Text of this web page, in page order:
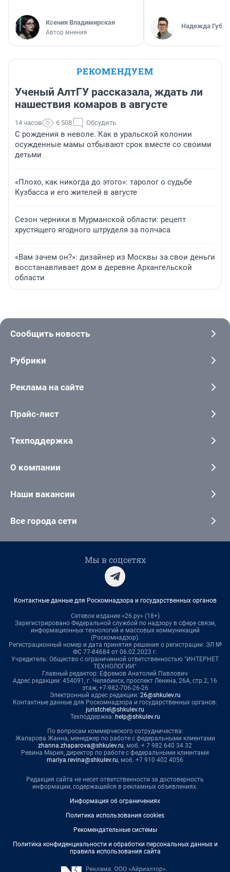
Ксения Владимирская
Автор мнения
Надежда
РЕКОМЕНДУЕМ
Ученый АлтГУ рассказала, ждать ли
нашествия комаров в августе
14 часов 6 508 Обсудить
С рождения в неволе. Как в уральской колонии
осужденные мамы отбывают срок вместе со своими
детьми
«Плохо, как никогда до этого»: таролог о судьбе
Кузбасса и его жителей в августе
Сезон черники в Мурманской области: рецепт
хрустящего ягодного штруделя за полчаса
«Вам зачем он?»: дизайнер из Москвы за свои деньги
восстанавливает дом в деревне Архангельской
области
Сообщить новость
Рубрики
Реклама на сайте
Прайс-лист
Техподдержка
О компании
Наши вакансии
Все города сети
Мы в соцсетях
Контактные данные для Роскомнадзора и государственных органов
Сетевое издание «26.ру» (18+)
Зарегистрировано Федеральной службой по надзору в сфере связи,
информационных технологий и массовых коммуникаций
(Роскомнадзор).
Регистрационный номер и дата принятия решения о регистрации: ЭЛ №
ФС 77-84684 от 06.02.2023 г.
Учредитель: Общество с ограниченной ответственностью "ИНТЕРНЕТ
ТЕХНОЛОГИИ"
Главный редактор: Ефремов Анатолий Павлович
Адрес редакции: 454091, г. Челябинск, проспект Ленина, 26А, стр.2, 16
этаж, +7-982-706-26-26
Электронный адрес редакции: 26@shkulev.ru
Контактные данные для Роскомнадзора и государственных органов:
juristchel@shkulev.ru
Техподдержка: help@shkulev.ru
По вопросам коммерческого сотрудничества:
Жапарова Жанна, менеджер по работе с федеральными клиентами
zhanna.zhaparova@shkulev.ru, моб. + 7 982 640 34 32
Ревина Мария, директор по работе с федеральными клиентами
mariya.revina@shkulev.ru, моб. +7 910 402 4056
Редакция сайта не несет ответственности за достоверность
информации, содержащейся в рекламных объявлениях.
Информация об ограничениях
Политика использования cookies
Рекомендательные системы
Политика конфиденциальности и обработки персональных данных и
правила использования сайта